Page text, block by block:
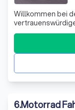
Willkommen bei
Führerschein.
leicht erreichbar
Ihre Fahrstunden.
mit Rat und Tat
6.Motorrad